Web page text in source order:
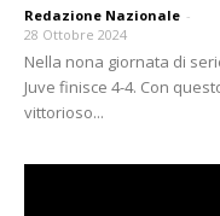
Redazione Nazionale -
28 Ottobre 2024
Nella nona giornata di
Juve finisce 4-4. Con
vittorioso...